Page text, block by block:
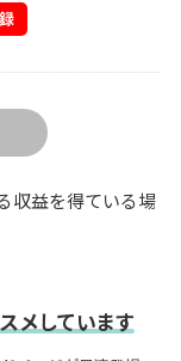
収益を得ている場
メしています